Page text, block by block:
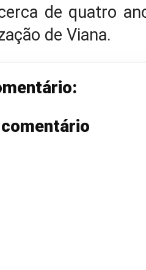
de quatro
de Viana.